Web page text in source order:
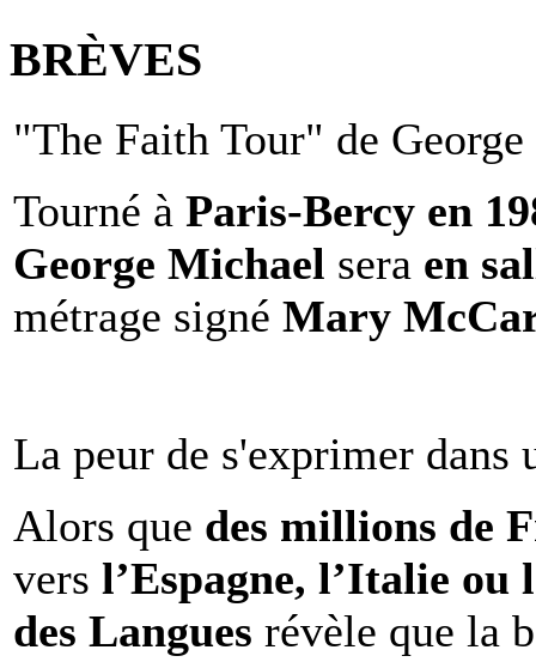
BRÈVES
"The Faith Tour" de
Tourné à Paris-Bercy en
George Michael sera en
métrage signé Mary
La peur de s'exprimer dans
Alors que des millions de
vers l’Espagne, l’Italie ou
des Langues révèle que la